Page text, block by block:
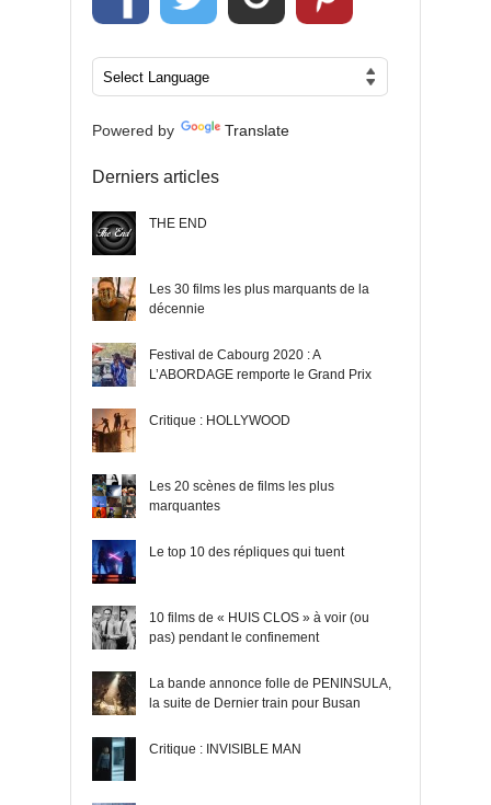
Powered by Translate
Derniers articles
THE END
Les 30 films les plus marquants de la
décennie
Festival de Cabourg 2020 : A
L’ABORDAGE remporte le Grand Prix
Critique : HOLLYWOOD
Les 20 scènes de films les plus
marquantes
Le top 10 des répliques qui tuent
10 films de « HUIS CLOS » à voir (ou
pas) pendant le confinement
La bande annonce folle de PENINSULA,
la suite de Dernier train pour Busan
Critique : INVISIBLE MAN